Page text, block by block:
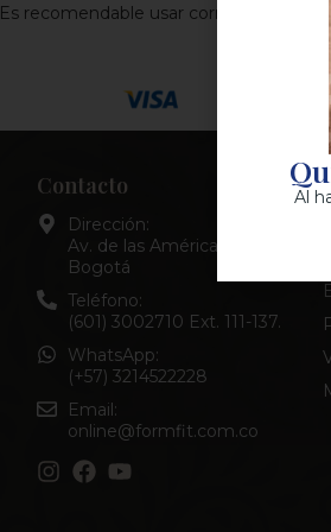
Es recomendable usar corrector de
Contacto
Dirección:
Av. de las Américas #40-16,
Bogotá
Teléfono:
(601) 3002710 Ext. 111-137.
WhatsApp:
(+57) 3214522228
Email:
online@formfit.com.co
Al